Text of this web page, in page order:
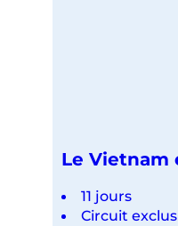
Le Vietnam
11 jours
Circuit